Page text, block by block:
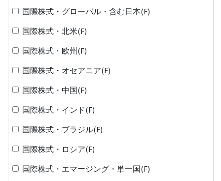
国際株式・グローバル・含む日本(F)
国際株式・北米(F)
国際株式・欧州(F)
国際株式・オセアニア(F)
国際株式・中国(F)
国際株式・インド(F)
国際株式・ブラジル(F)
国際株式・ロシア(F)
国際株式・エマージング・単一国(F)